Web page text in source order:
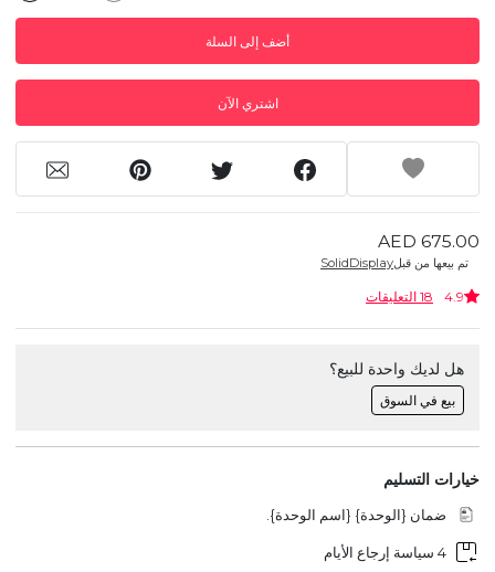
أضف إلى السلة
اشتري الآن
AED 675.00
تم بيعها من قبلSolidDisplay
4.9 18 التعليقات
هل لديك واحدة للبيع؟
بيع في السوق
خيارات التسليم
ضمان {الوحدة} {اسم الوحدة}.
4 سياسة إرجاع الأيام